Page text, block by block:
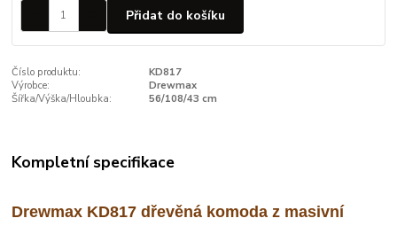
Přidat do košíku
Číslo produktu:
KD817
Výrobce:
Drewmax
Šířka/Výška/Hloubka:
56/108/43 cm
Kompletní specifikace
Drewmax KD817 dřevěná komoda z masivní